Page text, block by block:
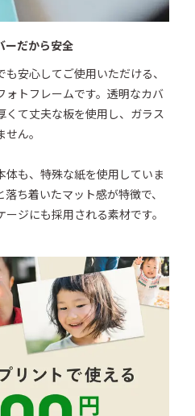
ーだから安全
安心してご使用いただける、
トフレームです。透明なカバ
て丈夫な板を使用し、ガラス
ん。
体も、特殊な紙を使用していま
ち着いたマット感が特徴で、
ジにも採用される素材です。